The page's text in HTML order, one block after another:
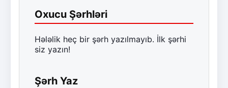
Oxucu Şərhləri
Hələlik heç bir şərh yazılmayıb. İlk şərhi
siz yazın!
Şərh Yaz